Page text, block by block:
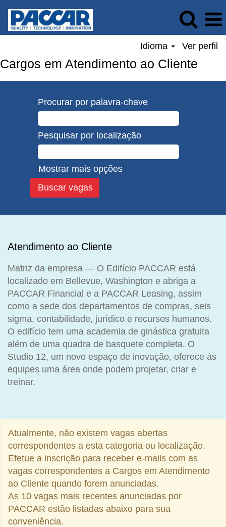
Idioma Ver perfil
Cargos em Atendimento ao Cliente
Procurar por palavra-chave
Pesquisar por localização
Mostrar mais opções
Atendimento ao Cliente
Matriz da empresa — O Edifício PACCAR está
localizado em Bellevue, Washington e abriga a
PACCAR Financial e a PACCAR Leasing, assim
como a sede dos departamentos de compras, seis
sigma, contabilidade, jurídico e recursos humanos.
O edifício tem uma academia de ginástica gratuita
além de uma quadra de basquete completa. O
Studio 12, um novo espaço de inovação, oferece às
equipes uma área onde podem projetar, criar e
treinar.
Atualmente, não existem vagas abertas
correspondentes a esta categoria ou localização.
Efetue a inscrição para receber e-mails com as
vagas correspondentes a Cargos em Atendimento
ao Cliente quando forem anunciadas.
As 10 vagas mais recentes anunciadas por
PACCAR estão listadas abaixo para sua
conveniência.